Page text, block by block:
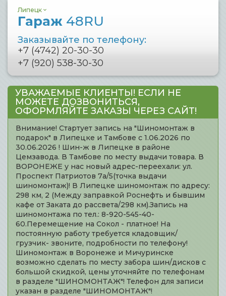
Липецк
Гараж 48RU
Заказывайте по телефону:
+7 (4742) 20-30-30
+7 (920) 538-30-30
УВАЖАЕМЫЕ КЛИЕНТЫ! ЕСЛИ НЕ
МОЖЕТЕ ДОЗВОНИТЬСЯ,
ОФОРМЛЯЙТЕ ЗАКАЗЫ ЧЕРЕЗ САЙТ!
Внимание! Стартует запись на "Шиномонтаж в
подарок" в Липецке и Тамбове с 1.06.2026 по
30.06.2026 ! Шин-ж в Липецке в районе
Цемзавода. В Тамбове по месту выдачи товара. В
ВОРОНЕЖЕ у нас новый адрес-переехали: ул.
Проспект Патриотов 7а/5(точка выдачи
шиномонтаж)! В Липецке шиномонтаж по адресу:
298 км, 2 (Между заправкой Роснефть и бывшим
кафе от Заката до рассвета/298 км).Запись на
шиномонтажа по тел.: 8-920-545-40-
60.Перемещение на Сокол - платное! На
постоянную работу требуется кладовщик/
грузчик- звоните, подробности по телефону!
Шиномонтаж в Воронеже и Мичуринске
возможно сделать по месту забора шин/дисков с
большой скидкой, цены уточняйте по телефонам
в разделе "ШИНОМОНТАЖ"! Телефон для записи
указан в разделе "ШИНОМОНТАЖ"!